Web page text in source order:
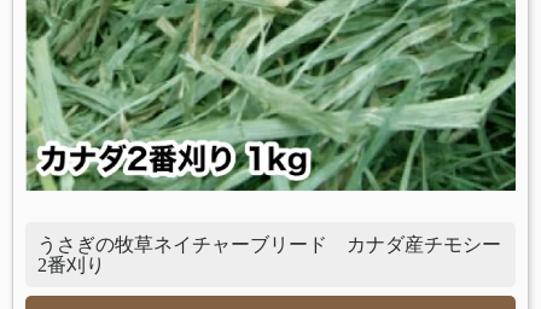
うさぎの牧草ネイチャーブリード カナダ産チモシー
2番刈り